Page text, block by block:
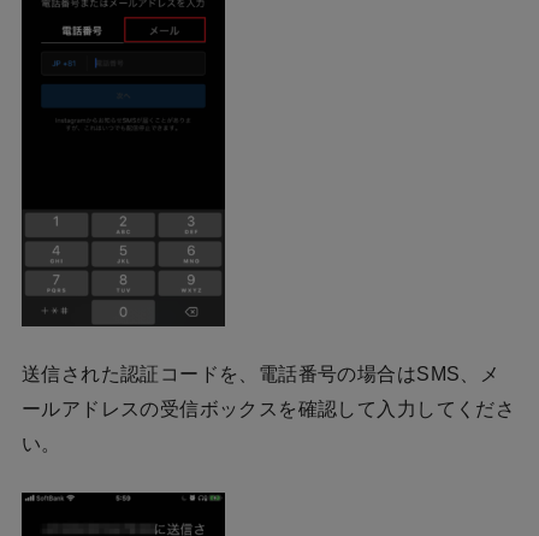
送信された認証コードを、電話番号の場合はSMS、メ
ールアドレスの受信ボックスを確認して入力してくださ
い。